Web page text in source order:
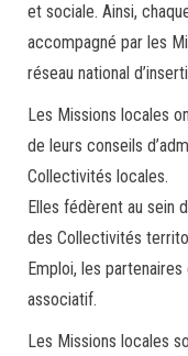
et sociale. Ainsi,
accompagné par les
réseau national
Les Missions locales
de leurs conseils
Collectivités locales.
Elles fédèrent au sein
des Collectivités
Emploi, les
associatif.
Les Missions locales